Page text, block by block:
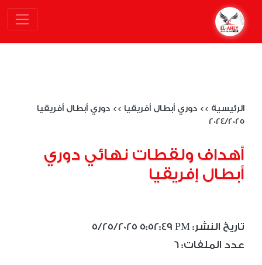
الرئيسية >> دوري أبطال أفريقيا >> دوري أبطال أفريقيا
2024/2025
أهداف ولقطات نهائي دوري
أبطال إفريقيا
5/25/2025 5:52:49 PM :تاريخ النشر
6 :عدد الملفات